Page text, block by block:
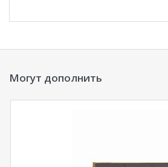
Могут дополнить